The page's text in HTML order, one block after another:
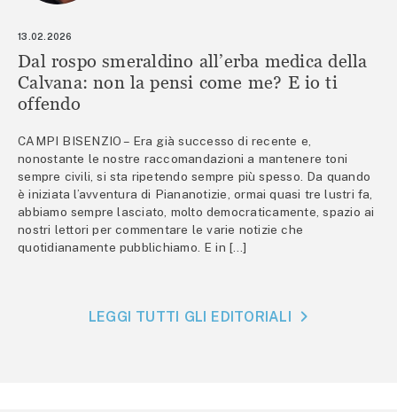
13.02.2026
Dal rospo smeraldino all’erba medica della
Calvana: non la pensi come me? E io ti
offendo
CAMPI BISENZIO – Era già successo di recente e,
nonostante le nostre raccomandazioni a mantenere toni
sempre civili, si sta ripetendo sempre più spesso. Da quando
è iniziata l’avventura di Piananotizie, ormai quasi tre lustri fa,
abbiamo sempre lasciato, molto democraticamente, spazio ai
nostri lettori per commentare le varie notizie che
quotidianamente pubblichiamo. E in […]
LEGGI TUTTI GLI EDITORIALI